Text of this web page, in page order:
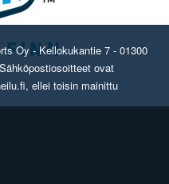
Oy - Kellokukantie 7 - 01300
ovat
ellei toisin mainittu